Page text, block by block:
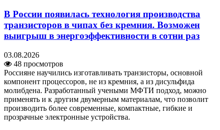
В России появилась технология производства
транзисторов в чипах без кремния. Возможен
выигрыш в энергоэффективности в сотни раз
03.08.2026
48 просмотров
Россияне научились изготавливать транзисторы, основной
компонент процессоров, не из кремния, а из дисульфида
молибдена. Разработанный учеными МФТИ подход, можно
применять и к другим двумерным материалам, что позволит
производить более современные, компактные, гибкие и
прозрачные электронные устройства.